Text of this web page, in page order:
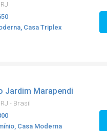
Casa Triplex
Jardim Marapendi
- Brasil
Casa Moderna